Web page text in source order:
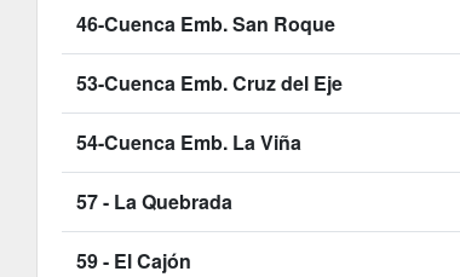
46-Cuenca Emb. San Roque
53-Cuenca Emb. Cruz del Eje
54-Cuenca Emb. La Viña
57 - La Quebrada
59 - El Cajón